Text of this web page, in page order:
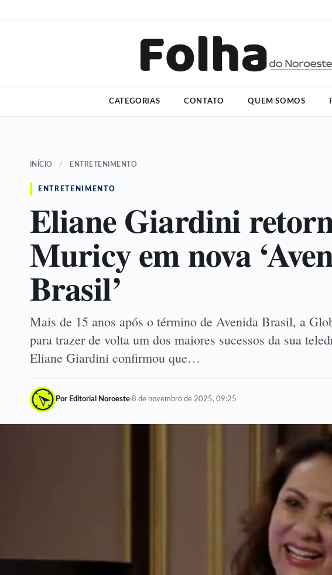
CATEGORIAS CONTATO QUEM SOMOS
INÍCIO / ENTRETENIMENTO
ENTRETENIMENTO
Eliane Giardini
Muricy em nova
Brasil’
Mais de 15 anos após o término de Avenida Brasil, a
para trazer de volta um dos maiores sucessos da sua
Eliane Giardini confirmou que…
Por Editorial Noroeste·8 de novembro de 2025, 09:25